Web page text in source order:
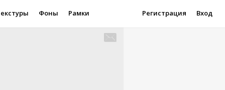
Фоны Рамки Регистрация Вход